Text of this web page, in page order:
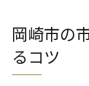
岡崎市の
るコツ